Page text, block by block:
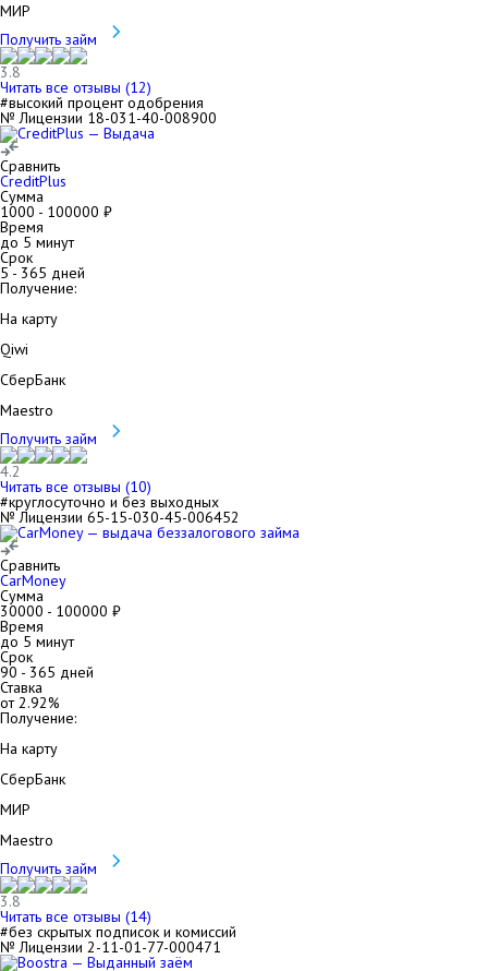
МИР
Получить займ
3.8
Читать все отзывы (12)
#высокий процент одобрения
№ Лицензии 18-031-40-008900
Сравнить
CreditPlus
Сумма
1000 - 100000 ₽
Время
до 5 минут
Срок
5- 365 дней
Получение:
На карту
Qiwi
СберБанк
Maestro
Получить займ
4.2
Читать все отзывы (10)
#круглосуточно и без выходных
№ Лицензии 65-15-030-45-006452
Сравнить
CarMoney
Сумма
30000 - 100000 ₽
Время
до 5 минут
Срок
90 - 365 дней
Ставка
от2.92%
Получение:
На карту
СберБанк
МИР
Maestro
Получить займ
3.8
Читать все отзывы (14)
#без скрытых подписок и комиссий
№ Лицензии 2-11-01-77-000471